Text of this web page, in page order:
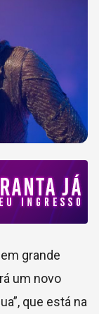
grande
um novo
que está na